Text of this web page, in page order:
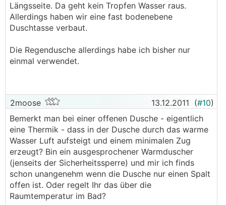
Längsseite. Da geht kein Tropfen Wasser raus.
Allerdings haben wir eine fast bodenebene
Duschtasse verbaut.
Die Regendusche allerdings habe ich bisher nur
einmal verwendet.
2moose 13.12.2011 (#10)
Bemerkt man bei einer offenen Dusche - eigentlich
eine Thermik - dass in der Dusche durch das warme
Wasser Luft aufsteigt und einem minimalen Zug
erzeugt? Bin ein ausgesprochener Warmduscher
(jenseits der Sicherheitssperre) und mir ich finds
schon unangenehm wenn die Dusche nur einen Spalt
offen ist. Oder regelt Ihr das über die
Raumtemperatur im Bad?